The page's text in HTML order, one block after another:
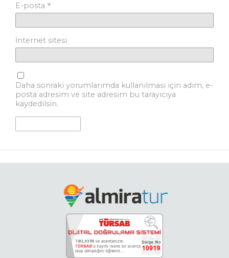
E-posta *
İnternet sitesi
Daha sonraki yorumlarımda kullanılması için adım, e-
posta adresim ve site adresim bu tarayıcıya
kaydedilsin.